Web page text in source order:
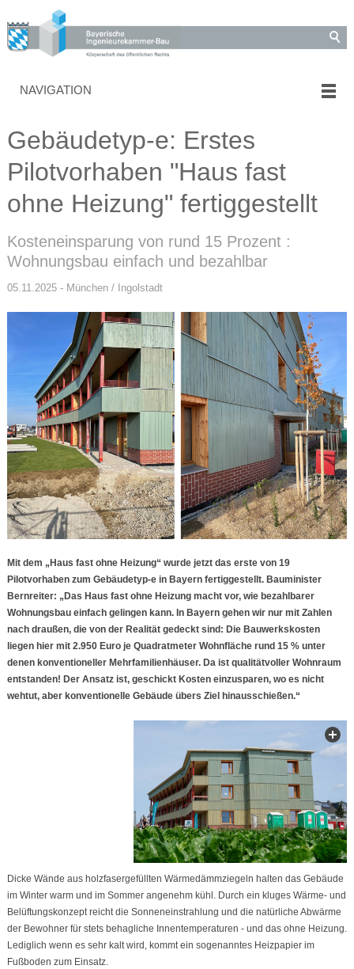
NAVIGATION
Gebäudetyp-e: Erstes
Pilotvorhaben "Haus fast
ohne Heizung" fertiggestellt
Kosteneinsparung von rund 15 Prozent :
Wohnungsbau einfach und bezahlbar
05.11.2025 - München / Ingolstadt
Mit dem „Haus fast ohne Heizung“ wurde jetzt das erste von 19
Pilotvorhaben zum Gebäudetyp-e in Bayern fertiggestellt. Bauminister
Bernreiter: „Das Haus fast ohne Heizung macht vor, wie bezahlbarer
Wohnungsbau einfach gelingen kann. In Bayern gehen wir nur mit Zahlen
nach draußen, die von der Realität gedeckt sind: Die Bauwerkskosten
liegen hier mit 2.950 Euro je Quadratmeter Wohnfläche rund 15 % unter
denen konventioneller Mehrfamilienhäuser. Da ist qualitätvoller Wohnraum
entstanden! Der Ansatz ist, geschickt Kosten einzusparen, wo es nicht
wehtut, aber konventionelle Gebäude übers Ziel hinausschießen.“
Dicke Wände aus holzfasergefüllten Wärmedämmziegeln halten das Gebäude
im Winter warm und im Sommer angenehm kühl. Durch ein kluges Wärme- und
Belüftungskonzept reicht die Sonneneinstrahlung und die natürliche Abwärme
der Bewohner für stets behagliche Innentemperaturen - und das ohne Heizung.
Lediglich wenn es sehr kalt wird, kommt ein sogenanntes Heizpapier im
Fußboden zum Einsatz.